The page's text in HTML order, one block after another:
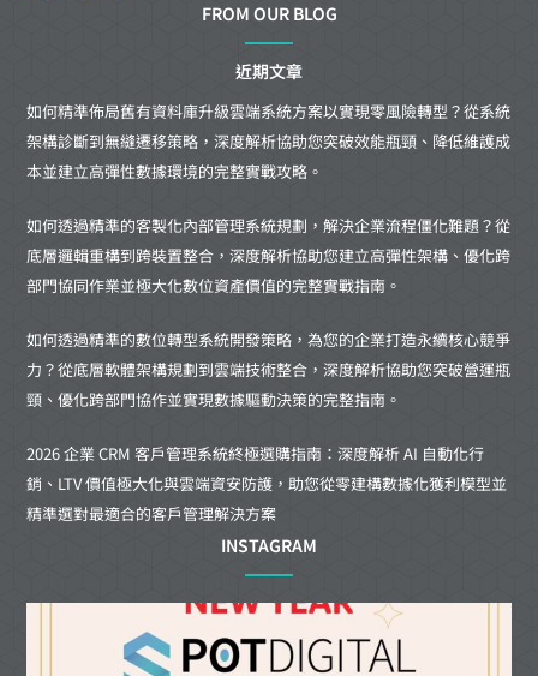
FROM OUR BLOG
近期文章
如何精準佈局舊有資料庫升級雲端系統方案以實現零風險轉型？從系統
架構診斷到無縫遷移策略，深度解析協助您突破效能瓶頸、降低維護成
本並建立高彈性數據環境的完整實戰攻略。
如何透過精準的客製化內部管理系統規劃，解決企業流程僵化難題？從
底層邏輯重構到跨裝置整合，深度解析協助您建立高彈性架構、優化跨
部門協同作業並極大化數位資產價值的完整實戰指南。
如何透過精準的數位轉型系統開發策略，為您的企業打造永續核心競爭
力？從底層軟體架構規劃到雲端技術整合，深度解析協助您突破營運瓶
頸、優化跨部門協作並實現數據驅動決策的完整指南。
2026 企業 CRM 客戶管理系統終極選購指南：深度解析 AI 自動化行
銷、LTV 價值極大化與雲端資安防護，助您從零建構數據化獲利模型並
精準選對最適合的客戶管理解決方案
INSTAGRAM